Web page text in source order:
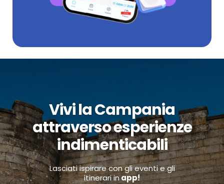
Vivi la Campania
attraverso esperienze
indimenticabili
Lasciati ispirare con gli eventi e gli
itinerari inapp!